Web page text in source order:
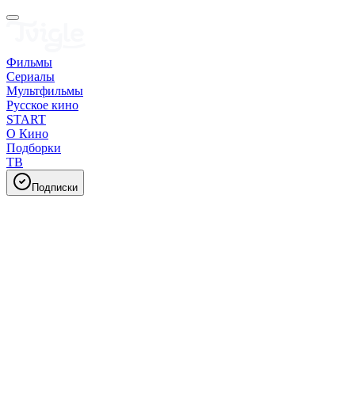
Фильмы
Сериалы
Мультфильмы
Русское кино
START
О Кино
Подборки
ТВ
Подписки